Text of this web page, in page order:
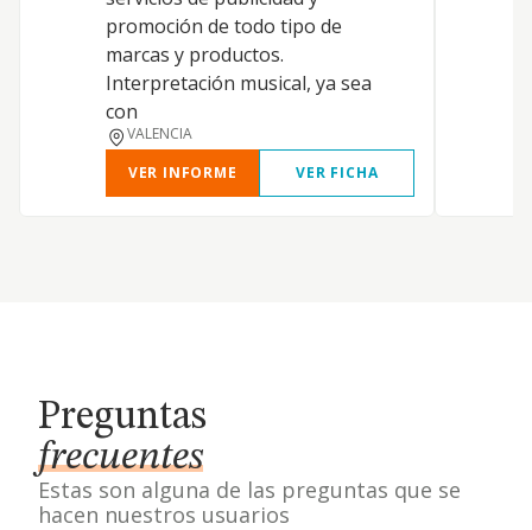
promoción de todo tipo de
marcas y productos.
Interpretación musical, ya sea
con
VALENCIA
VER INFORME
VER FICHA
Preguntas
frecuentes
Estas son alguna de las preguntas que se
hacen nuestros usuarios